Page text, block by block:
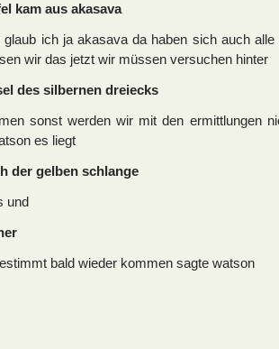
kam aus akasava
glaub ich ja akasava da haben sich auch
wir das jetzt wir müssen versuchen hinter
des silbernen dreiecks
sonst werden wir mit den ermittlungen
es liegt
der gelben schlange
und
bald wieder kommen sagte watson